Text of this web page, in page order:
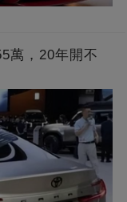
萬，20年開不